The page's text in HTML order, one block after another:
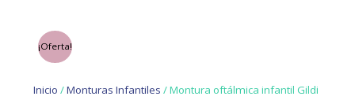
¡Oferta!
Inicio /Monturas Infantiles / Montura oftálmica infantil Gildi